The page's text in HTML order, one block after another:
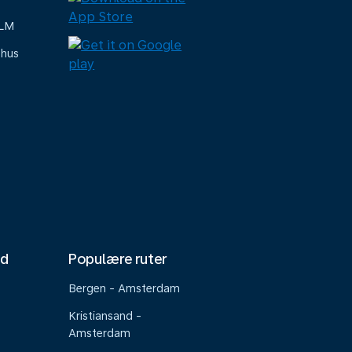
Populære ruter
Bergen - Amsterdam
Kristiansand -
Amsterdam